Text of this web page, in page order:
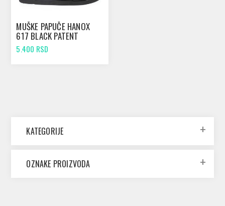
MUŠKE PAPUČE HANOX
617 BLACK PATENT
5.400 RSD
KATEGORIJE
OZNAKE PROIZVODA